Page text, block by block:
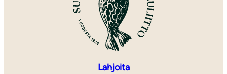
Lahjoita